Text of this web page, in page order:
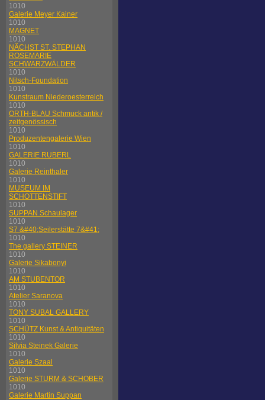
1010
Galerie Meyer Kainer
1010
MAGNET
1010
NÄCHST ST. STEPHAN
ROSEMARIE
SCHWARZWÄLDER
1010
Nitsch-Foundation
1010
Kunstraum Niederoesterreich
1010
ORTH-BLAU Schmuck antik /
zeitgenössisch
1010
Produzentengalerie Wien
1010
GALERIE RUBERL
1010
Galerie Reinthaler
1010
MUSEUM IM
SCHOTTENSTIFT
1010
SUPPAN Schaulager
1010
S7 &#40;Seilerstätte 7&#41;
1010
The gallery STEINER
1010
Galerie Sikabonyi
1010
AM STUBENTOR
1010
Atelier Saranova
1010
TONY SUBAL GALLERY
1010
SCHÜTZ Kunst & Antiquitäten
1010
Silvia Steinek Galerie
1010
Galerie Szaal
1010
Galerie STURM & SCHOBER
1010
Galerie Martin Suppan